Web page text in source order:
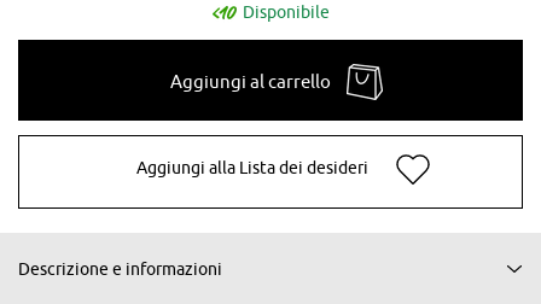
Disponibile
Aggiungi al carrello
Aggiungi alla Lista dei desideri
Descrizione e informazioni